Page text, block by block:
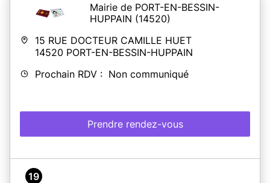
Mairie de PORT-EN-BESSIN-
HUPPAIN (14520)
15 RUE DOCTEUR CAMILLE HUET
14520 PORT-EN-BESSIN-HUPPAIN
Prochain RDV : Non communiqué
Prendre rendez-vous
19